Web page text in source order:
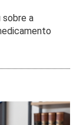
sobre a